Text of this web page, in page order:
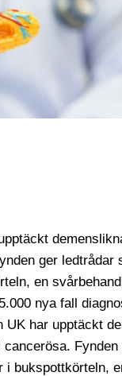
ger ledtrådar
en
nya fall
har upptäckt
bukspottkörteln,